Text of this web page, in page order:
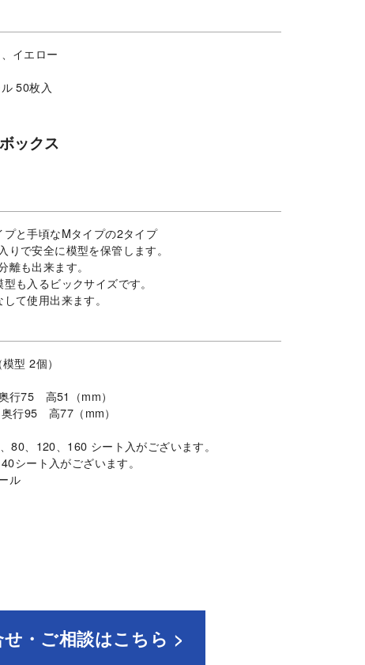
イエロー
50枚入
ックス
プと手頃なMタイプの2タイプ
りで安全に模型を保管します。
分離も出来ます。
も入るビックサイズです。
て使用出来ます。
型 2個）
75 高51（mm）
行95 高77（mm）
、120、160 シート入がございます。
シート入がございます。
ル
・ご相談はこちら >